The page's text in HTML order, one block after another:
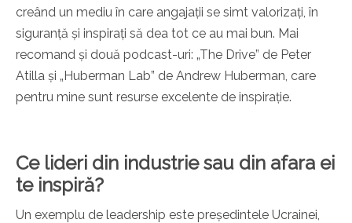
creând un mediu în care angajații se simt valorizați, în
siguranță și inspirați să dea tot ce au mai bun. Mai
recomand și două podcast-uri: „The Drive” de Peter
Atilla și „Huberman Lab” de Andrew Huberman, care
pentru mine sunt resurse excelente de inspirație.
Ce lideri din industrie sau din afara ei
te inspiră?
Un exemplu de leadership este președintele Ucrainei,